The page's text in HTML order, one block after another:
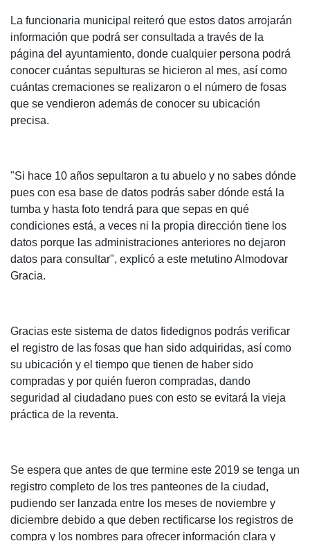
La funcionaria municipal reiteró que estos datos arrojarán
información que podrá ser consultada a través de la
página del ayuntamiento, donde cualquier persona podrá
conocer cuántas sepulturas se hicieron al mes, así como
cuántas cremaciones se realizaron o el número de fosas
que se vendieron además de conocer su ubicación
precisa.
"Si hace 10 años sepultaron a tu abuelo y no sabes dónde
pues con esa base de datos podrás saber dónde está la
tumba y hasta foto tendrá para que sepas en qué
condiciones está, a veces ni la propia dirección tiene los
datos porque las administraciones anteriores no dejaron
datos para consultar", explicó a este metutino Almodovar
Gracia.
Gracias este sistema de datos fidedignos podrás verificar
el registro de las fosas que han sido adquiridas, así como
su ubicación y el tiempo que tienen de haber sido
compradas y por quién fueron compradas, dando
seguridad al ciudadano pues con esto se evitará la vieja
práctica de la reventa.
Se espera que antes de que termine este 2019 se tenga un
registro completo de los tres panteones de la ciudad,
pudiendo ser lanzada entre los meses de noviembre y
diciembre debido a que deben rectificarse los registros de
compra y los nombres para ofrecer información clara y